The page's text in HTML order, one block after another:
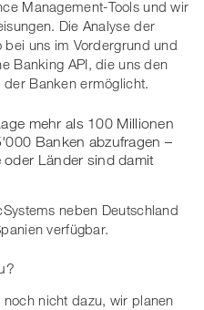
Management-Tools und wir
Die Analyse der
uns im Vordergrund und
Banking API, die uns den
Banken ermöglicht.
mehr als 100 Millionen
Banken abzufragen –
Länder sind damit
neben Deutschland
verfügbar.
nicht dazu, wir planen